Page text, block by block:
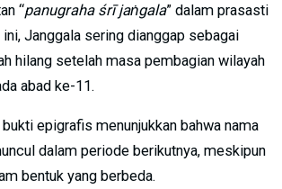
“panugraha śrī jaṅgala” dalam prasasti
Janggala sering dianggap sebagai
hilang setelah masa pembagian wilayah
abad ke-11.
epigrafis menunjukkan bahwa nama
dalam periode berikutnya, meskipun
bentuk yang berbeda.